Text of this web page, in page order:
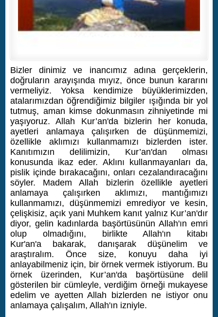
Bizler dinimiz ve inancımız adına gerçeklerin,
doğruların arayışında mıyız, önce bunun kararını
vermeliyiz. Yoksa kendimize büyüklerimizden,
atalarımızdan öğrendiğimiz bilgiler ışığında bir yol
tutmuş, aman kimse dokunmasın zihniyetinde mi
yaşıyoruz. Allah Kur’an'da bizlerin her konuda,
ayetleri anlamaya çalışırken de düşünmemizi,
özellikle aklımızı kullanmamızı bizlerden ister.
Kanıtımızın delilimizin, Kur’an'dan olması
konusunda ikaz eder. Aklını kullanmayanları da,
pislik içinde bırakacağını, onları cezalandıracağını
söyler. Madem Allah bizlerin özellikle ayetleri
anlamaya çalışırken aklımızı, mantığımızı
kullanmamızı, düşünmemizi emrediyor ve kesin,
çelişkisiz, açık yani Muhkem kanıt yalnız Kur’an'dır
diyor, gelin kadınlarda başörtüsünün Allah'ın emri
olup olmadığını, birlikte Allah'ın kitabı
Kur'an'a bakarak, danışarak düşünelim ve
araştıralım.Önce size, konuyu daha iyi
anlayabilmeniz için, bir örnek vermek istiyorum. Bu
örnek üzerinden, Kur’an'da başörtüsüne delil
gösterilen bir cümleyle, verdiğim örneği mukayese
edelim ve ayetten Allah bizlerden ne istiyor onu
anlamaya çalışalım, Allah'ın izniyle.